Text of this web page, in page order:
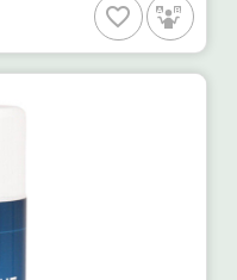
favorite_border